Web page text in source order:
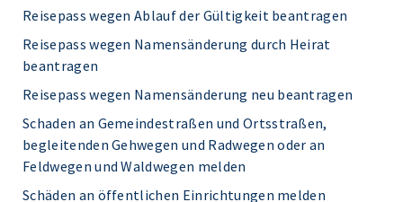
Reisepass wegen Ablauf der Gültigkeit beantragen
Reisepass wegen Namensänderung durch Heirat
beantragen
Reisepass wegen Namensänderung neu beantragen
Schaden an Gemeindestraßen und Ortsstraßen,
begleitenden Gehwegen und Radwegen oder an
Feldwegen und Waldwegen melden
Schäden an öffentlichen Einrichtungen melden